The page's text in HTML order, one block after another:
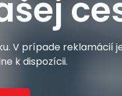
V prípade reklamácií
k dispozícii.